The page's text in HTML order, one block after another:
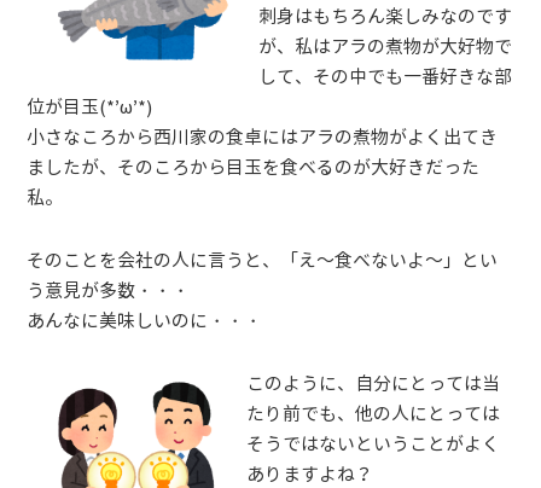
刺身はもちろん楽しみなのです
が、​私はアラの煮物が大好物で
して、その中でも一番好きな部
位が目玉(*’ω’*)
小さなころから西川家の食卓にはアラの煮物がよく出てき
ましたが、そのころから目玉を食べるのが大好きだった
私。
そのことを会社の人に言うと、「え～食べないよ～​」とい
う意見が多数・・・
あんなに美味しいのに・・・​
このように、自分にとっては当
たり前でも、他の人にとっては
そうではないということがよく
ありますよね？